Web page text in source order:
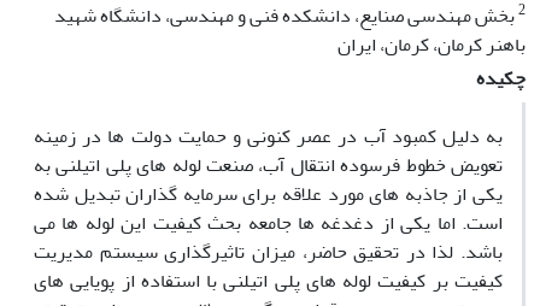
2بخش مهندسی صنایع، دانشکده فنی و مهندسی، دانشگاه شهید
باهنر کرمان، کرمان، ایران
چکیده
به دلیل کمبود آب در عصر کنونی و حمایت دولت ها در زمینه
تعویض خطوط فرسوده انتقال آب، صنعت لوله های پلی اتیلنی به
یکی از جاذبه های مورد علاقه برای سرمایه گذاران تبدیل شده
است. اما یکی از دغدغه ها جامعه بحث کیفیت این لوله ها می
باشد. لذا در تحقیق حاضر، میزان تاثیرگذاری سیستم مدیریت
کیفیت بر کیفیت لوله های پلی اتیلنی با استفاده از پویایی های